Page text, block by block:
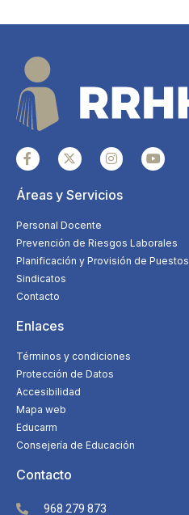
Áreas y Servicios
Personal Docente
Prevención de Riesgos Laborales
Planificación y Provisión de Puestos
Sindicatos
Contacto
Enlaces
Términos y condiciones
Protección de Datos
Accesibilidad
Mapa web
Educarm
Consejería de Educación
Contacto
968 279 873